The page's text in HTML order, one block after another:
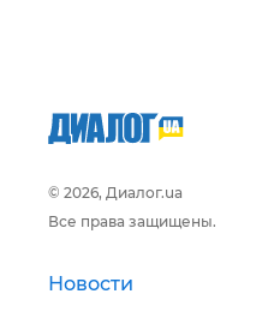
© 2026, Диалог.ua
Все права защищены.
Новости